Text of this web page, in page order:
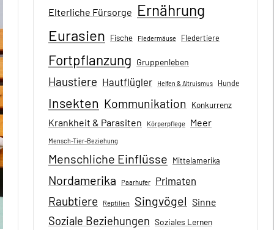
Elterliche Fürsorge Ernährung
Eurasien Fische Fledermäuse Fledertiere
Fortpflanzung Gruppenleben
Haustiere Hautflügler Helfen & Altruismus Hunde
Insekten Kommunikation Konkurrenz
Krankheit & Parasiten Körperpflege Meer
Mensch-Tier-Beziehung
Menschliche Einflüsse Mittelamerika
Nordamerika Paarhufer Primaten
Raubtiere Reptilien Singvögel Sinne
Soziale Beziehungen Soziales Lernen